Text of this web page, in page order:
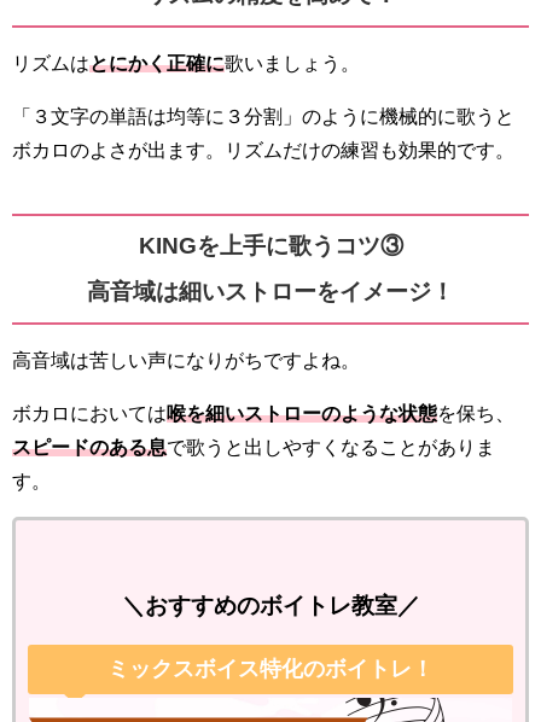
リズムはとにかく正確に歌いましょう。
「３文字の単語は均等に３分割」のように機械的に歌うと
ボカロのよさが出ます。リズムだけの練習も効果的です。
KINGを上手に歌うコツ③
高音域は細いストローをイメージ！
高音域は苦しい声になりがちですよね。
ボカロにおいては喉を細いストローのような状態を保ち、
スピードのある息で歌うと出しやすくなることがありま
す。
＼おすすめのボイトレ教室／
ミックスボイス特化のボイトレ！